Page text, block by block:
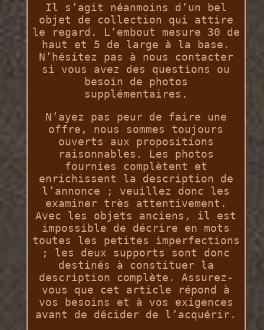
Il s’agit néanmoins d’un bel
objet de collection qui attire
le regard. L’embout mesure 30 de
haut et 5 de large à la base.
N’hésitez pas à nous contacter
si vous avez des questions ou
besoin de photos
supplémentaires.
N’ayez pas peur de faire une
offre, nous sommes toujours
ouverts aux propositions
raisonnables. Les photos
fournies complètent et
enrichissent la description de
l’annonce ; veuillez donc les
examiner très attentivement.
Avec les objets anciens, il est
impossible de décrire en mots
toutes les petites imperfections
; les deux supports sont donc
destinés à constituer la
description complète. Assurez-
vous que cet article répond à
vos besoins et à vos exigences
avant de décider de l’acquérir.